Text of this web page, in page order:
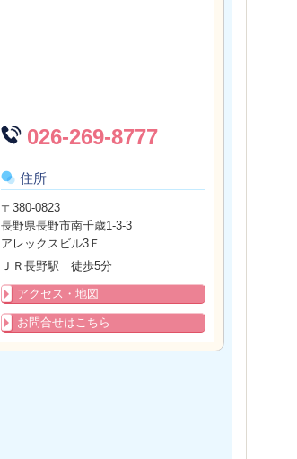
026-269-8777
住所
〒380-0823
長野県長野市南千歳1-3-3
アレックスビル3Ｆ
ＪＲ長野駅 徒歩5分
アクセス・地図
お問合せはこちら